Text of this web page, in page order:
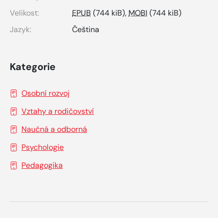
Velikost:
EPUB (744 kiB),MOBI (744 kiB)
Jazyk:
Čeština
Kategorie
Osobní rozvoj
Vztahy a rodičovství
Naučná a odborná
Psychologie
Pedagogika